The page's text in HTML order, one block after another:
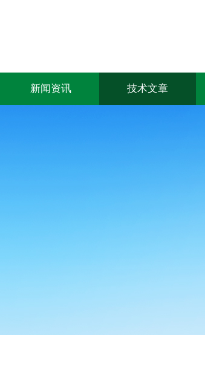
新闻资讯 技术文章